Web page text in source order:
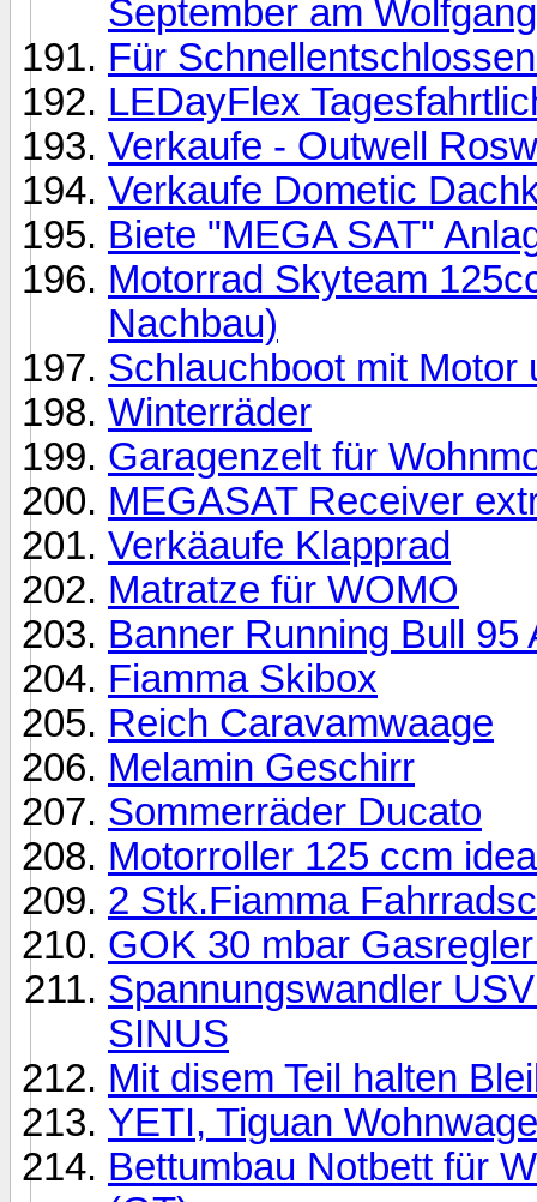
September am
Für
LEDayFlex
Verkaufe - Outwell
Verkaufe Dometic
Biete "MEGA SAT"
Motorrad Skyteam
Nachbau)
Schlauchboot mit Motor
Winterräder
Garagenzelt für
MEGASAT Receiver
Verkäaufe Klapprad
Matratze für WOMO
Banner Running Bull 95
Fiamma Skibox
Reich Caravamwaage
Melamin Geschirr
Sommerräder Ducato
Motorroller 125 ccm
2 Stk.Fiamma
GOK 30 mbar
Spannungswandler
SINUS
Mit disem Teil halten
YETI, Tiguan
Bettumbau Notbett für